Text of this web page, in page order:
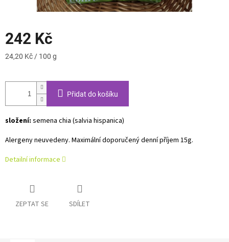
242 Kč
Měrná
24,20 Kč / 100 g
Přidat do košíku
složení: semena chia (salvia hispanica)
Alergeny neuvedeny. Maximální doporučený denní příjem 15g.
Detailní informace
ZEPTAT SE SDÍLET